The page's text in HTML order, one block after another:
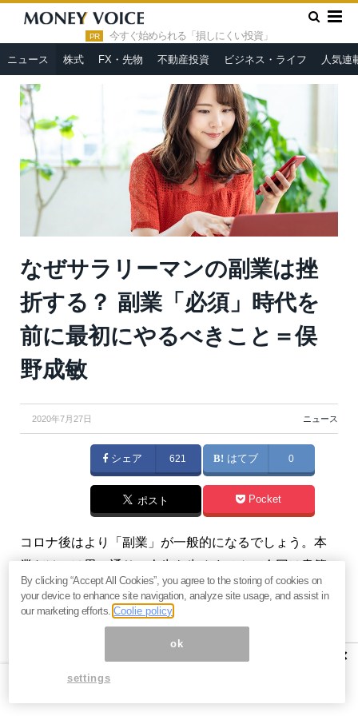
PR 今すぐ始められる「損しにくい投資」
ニュース 株式 FX・先物 不動産投資 ビジネス・ライフ 人気連
HOME » ニュース »
なぜサラリーマンの副業は挫折する？ 副
業「必須」時代を前に最初にやるべきこと＝俣野成敏
なぜサラリーマンの副業は挫
折する？ 副業「必須」時代を
前に最初にやるべきこと＝俣
野成敏
2020年7月27日 ニュース
シェア 621 はてブ 0
ポスト Pocket
コロナ後はより「副業」が一般的になるでしょう。本
業だけでは思い通りの人生を歩めません。今回は書籍
『 サラリーマンを「副業」にしよう』（プレジデント
社）の中から、あなたが副業を始めるにあたって最初
1％の人だけが知っている「お金の真実」』実践編
【関連】天才投資家バフェットが警鐘。なぜ日本人は
×
By clicking “Accept All Cookies”, you agree to the storing of cookies on
your device to enhance site navigation, analyze site usage, and assist in
our marketing efforts.Coolie policy
ok
settings